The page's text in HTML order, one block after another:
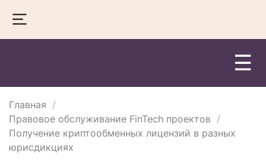
☰
Главная
Правовое обслуживание FinTech проектов
Получение криптообменных лицензий в разных
юрисдикциях